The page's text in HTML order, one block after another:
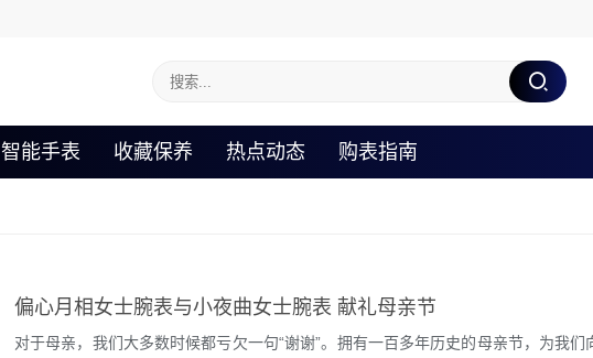
智能手表 收藏保养 热点动态 购表指南
偏心月相女士腕表与小夜曲女士腕表 献礼母亲节
对于母亲，我们大多数时候都亏欠一句“谢谢”。拥有一百多年历史的母亲节，为我们